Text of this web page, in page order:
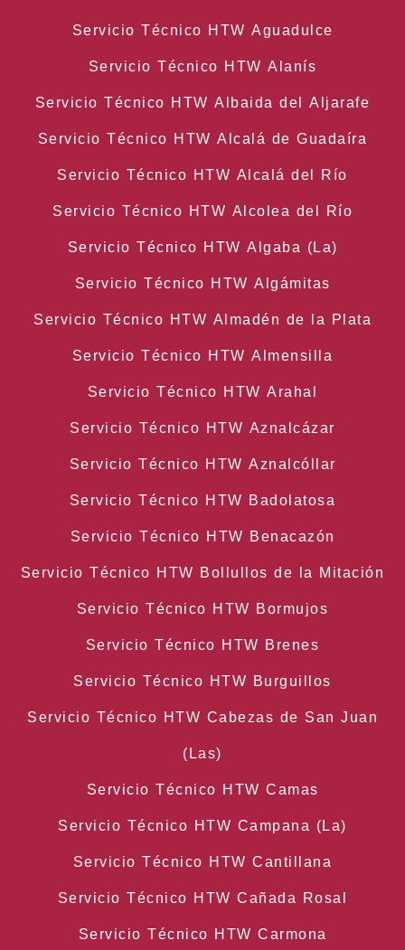
Servicio Técnico HTW Aguadulce
Servicio Técnico HTW Alanís
Servicio Técnico HTW Albaida del Aljarafe
Servicio Técnico HTW Alcalá de Guadaíra
Servicio Técnico HTW Alcalá del Río
Servicio Técnico HTW Alcolea del Río
Servicio Técnico HTW Algaba (La)
Servicio Técnico HTW Algámitas
Servicio Técnico HTW Almadén de la Plata
Servicio Técnico HTW Almensilla
Servicio Técnico HTW Arahal
Servicio Técnico HTW Aznalcázar
Servicio Técnico HTW Aznalcóllar
Servicio Técnico HTW Badolatosa
Servicio Técnico HTW Benacazón
Servicio Técnico HTW Bollullos de la Mitación
Servicio Técnico HTW Bormujos
Servicio Técnico HTW Brenes
Servicio Técnico HTW Burguillos
Servicio Técnico HTW Cabezas de San Juan
(Las)
Servicio Técnico HTW Camas
Servicio Técnico HTW Campana (La)
Servicio Técnico HTW Cantillana
Servicio Técnico HTW Cañada Rosal
Servicio Técnico HTW Carmona